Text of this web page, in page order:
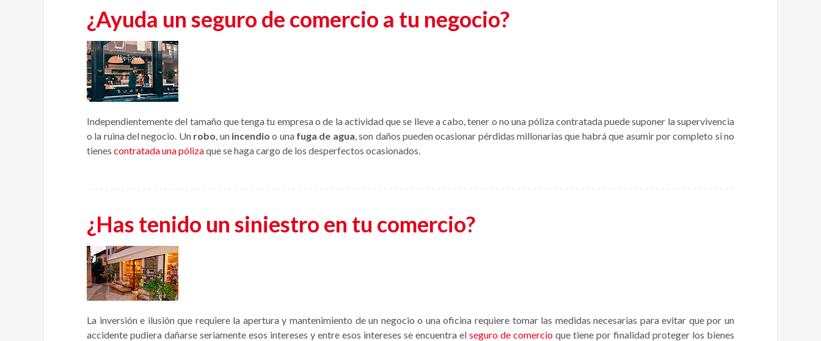
¿Ayuda un seguro de comercio a tu negocio?
Independientemente del tamaño que tenga tu empresa o de la actividad que se lleve a cabo, tener o no una póliza contratada puede suponer la supervivencia
o la ruina del negocio. Un robo, un incendio o una fuga de agua, son daños pueden ocasionar pérdidas millonarias que habrá que asumir por completo si no
tienes contratada una pólizaque se haga cargo de los desperfectos ocasionados.
¿Has tenido un siniestro en tu comercio?
La inversión e ilusión que requiere la apertura y mantenimiento de un negocio o una oficina requiere tomar las medidas necesarias para evitar que por un
accidente pudiera dañarse seriamente esos intereses y entre esos intereses se encuentra el seguro de comercio que tiene por finalidad proteger los bienes